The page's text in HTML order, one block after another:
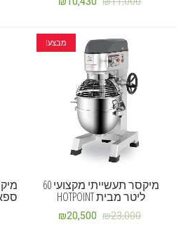
מבצע!
מיקסר תעשייתי מקצועי 60
ליטר מבית HOTPOINT
₪23,000
₪20,500